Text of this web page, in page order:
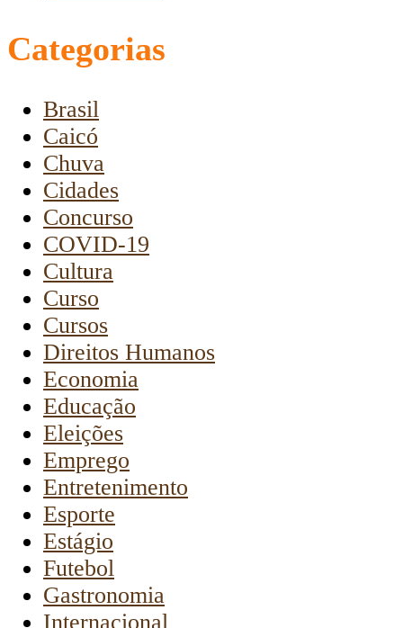
Categorias
Brasil
Caicó
Chuva
Cidades
Concurso
COVID-19
Cultura
Curso
Cursos
Direitos Humanos
Economia
Educação
Eleições
Emprego
Entretenimento
Esporte
Estágio
Futebol
Gastronomia
Internacional